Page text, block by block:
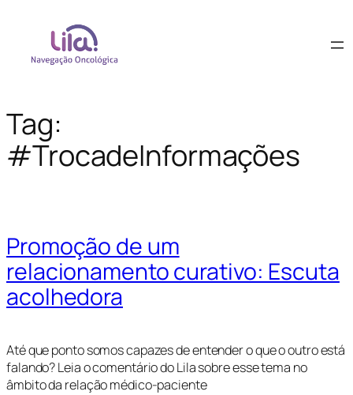
Tag:
#TrocadeInformações
Promoção de um
relacionamento curativo: Escuta
acolhedora
Até que ponto somos capazes de entender o que o outro está
falando? Leia o comentário do Lila sobre esse tema no
âmbito da relação médico-paciente